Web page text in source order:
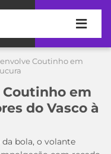
Coutinho em
em
do Vasco à
bola, o volante